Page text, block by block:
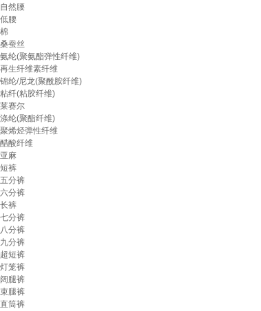
自然腰
低腰
棉
桑蚕丝
氨纶(聚氨酯弹性纤维)
再生纤维素纤维
锦纶/尼龙(聚酰胺纤维)
粘纤(粘胶纤维)
莱赛尔
涤纶(聚酯纤维)
聚烯烃弹性纤维
醋酸纤维
亚麻
短裤
五分裤
六分裤
长裤
七分裤
八分裤
九分裤
超短裤
灯笼裤
阔腿裤
束腿裤
直筒裤